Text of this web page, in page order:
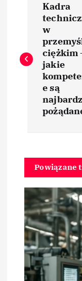
w
i
a
w
p
Kadra
w
ciężkim
jakie
e są
Powiązane